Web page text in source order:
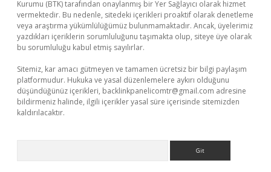
Kurumu (BTK) tarafından onaylanmış bir Yer Sağlayıcı olarak hizmet
vermektedir. Bu nedenle, sitedeki içerikleri proaktif olarak denetleme
veya araştırma yükümlülüğümüz bulunmamaktadır. Ancak, üyelerimiz
yazdıkları içeriklerin sorumluluğunu taşımakta olup, siteye üye olarak
bu sorumluluğu kabul etmiş sayılırlar.
Sitemiz, kar amacı gütmeyen ve tamamen ücretsiz bir bilgi paylaşım
platformudur. Hukuka ve yasal düzenlemelere aykırı olduğunu
düşündüğünüz içerikleri, backlinkpanelicomtr@gmail.com adresine
bildirmeniz halinde, ilgili içerikler yasal süre içerisinde sitemizden
kaldırılacaktır.